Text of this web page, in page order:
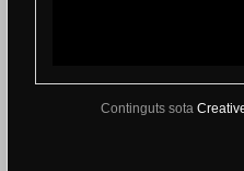
Continguts sota